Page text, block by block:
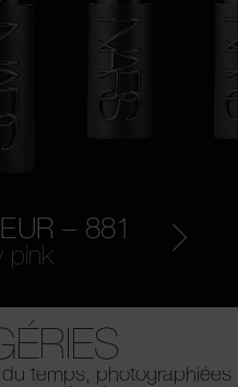
– 881
pink
du temps, photographiées